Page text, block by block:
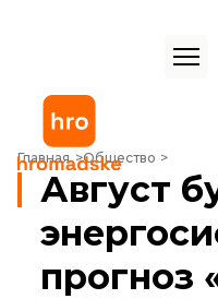
Главная Общество
Август будет самым
Август
прогноз